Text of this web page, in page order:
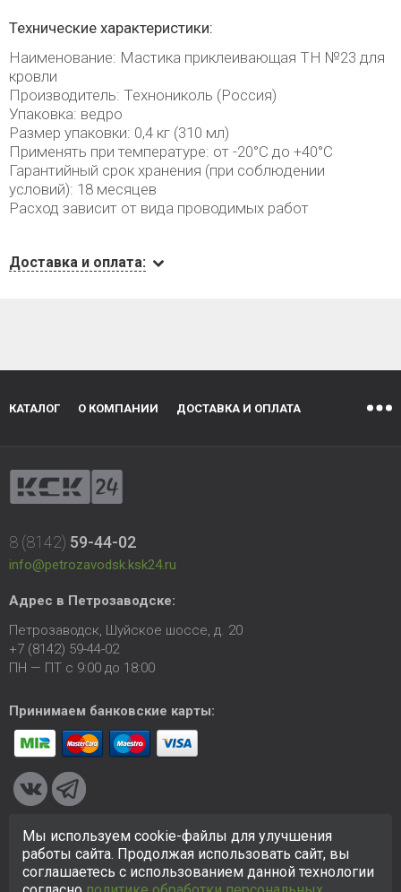
Технические характеристики:
Наименование: Мастика приклеивающая ТН №23 для
кровли
Производитель: Технониколь (Россия)
Упаковка: ведро
Размер упаковки: 0,4 кг (310 мл)
Применять при температуре: от -20°С до +40°С
Гарантийный срок хранения (при соблюдении
условий): 18 месяцев
Расход зависит от вида проводимых работ
Доставка и оплата:
КАТАЛОГ О КОМПАНИИ ДОСТАВКА И ОПЛАТА
8 (8142) 59-44-02
info@petrozavodsk.ksk24.ru
Адрес в Петрозаводске:
Петрозаводск, Шуйское шоссе, д. 20
+7 (8142) 59-44-02
ПН — ПТ с 9:00 до 18:00
Принимаем банковские карты:
© 2005-2026 ООО «КСК». Сайтhttps://petrozavodsk.ksk24.ru
создан исключительно в информационных целях и любая
информация на сайте не является публичной офертой.
Мы используем cookie-файлы для улучшения
работы сайта. Продолжая использовать сайт, вы
соглашаетесь с использованием данной технологии